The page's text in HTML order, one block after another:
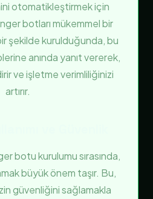
otomatikleştirmek için
botları mükemmel bir
şekilde kurulduğunda, bu
anında yanıt vererek,
ve işletme verimliliğinizi
artırır.
botu kurulumu sırasında,
büyük önem taşır. Bu,
güvenliğini sağlamakla